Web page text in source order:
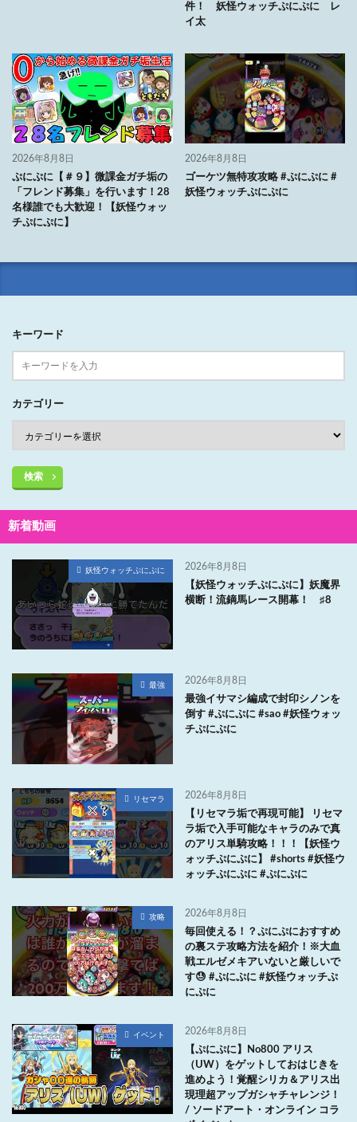
件！ 妖怪ウォッチぷにぷに レ
イ太
2026年8月8日
ぷにぷに【＃９】微課金ガチ垢の
「フレンド募集」を行います！28
名様誰でも大歓迎！【妖怪ウォッ
チぷにぷに】
2026年8月8日
ゴーケツ無特攻攻略 #ぷにぷに #
妖怪ウォッチぷにぷに
キーワード
カテゴリー
検索
新着動画
妖怪ウォッチぷにぷに 2026年8月8日
【妖怪ウォッチぷにぷに】妖魔界
横断！流鏑馬レース開幕！ ♯8
最強 2026年8月8日
最強イサマシ編成で封印シノンを
倒す #ぷにぷに #sao #妖怪ウォッ
チぷにぷに
リセマラ 2026年8月8日
【リセマラ垢で再現可能】 リセマ
ラ垢で入手可能なキャラのみで真
のアリス単騎攻略！！！【妖怪ウ
ォッチぷにぷに】 #shorts #妖怪ウ
ォッチぷにぷに #ぷにぷに
攻略 2026年8月8日
毎回使える！？ぷにぷにおすすめ
の裏ステ攻略方法を紹介！※大血
戦エルゼメキアいないと厳しいで
す😓 #ぷにぷに #妖怪ウォッチぷ
にぷに
イベント 2026年8月8日
【ぷにぷに】No800 アリス
（UW）をゲットしておはじきを
進めよう！覚醒シリカ＆アリス出
現理超アップガシャチャレンジ！
/ ソードアート・オンライン コラ